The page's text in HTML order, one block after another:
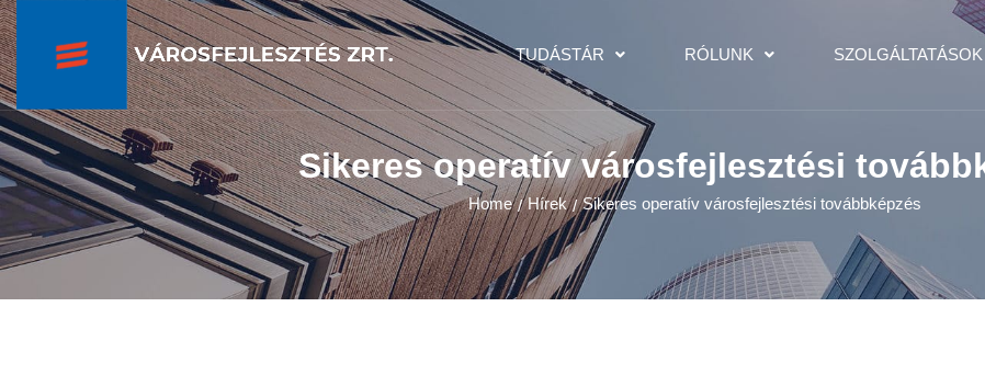
TUDÁSTÁR RÓLUNK SZOLGÁLTATÁSOK
Sikeres operatív városfejlesztési
Home / Hírek / Sikeres operatív városfejlesztési továbbképzés